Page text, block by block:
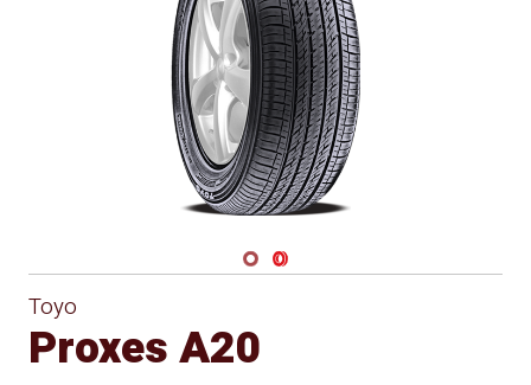
Navigate 1
Navigate 2
Toyo
Proxes A20